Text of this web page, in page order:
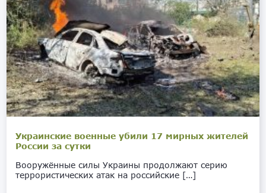
Украинские военные убили 17 мирных жителей
России за сутки
Вооружённые силы Украины продолжают серию
террористических атак на российские […]